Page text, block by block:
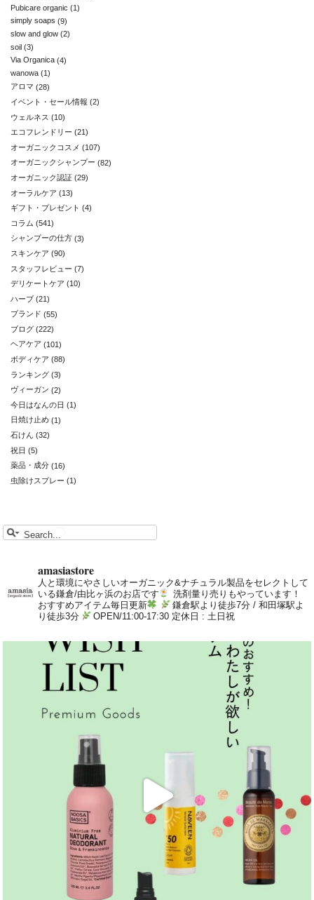
Pubicare organic (1)
simply soaps (9)
slow and glow (2)
soil (3)
Via Organica (4)
wanowa (1)
アロマ (28)
イベント・セール情報 (2)
ウェルネス (10)
エコフレンドリー (21)
オーガニックコスメ (107)
オーガニックシャンプー (82)
オーガニック認証 (29)
オーラルケア (13)
ギフト・プレゼント (4)
コラム (541)
シャンプーの仕方 (3)
スキンケア (90)
スタッフレビュー (7)
デリケートケア (10)
ハーブ (21)
ブランド (55)
ブログ (222)
ヘアケア (101)
ボディケア (88)
ランキング (3)
ヴィーガン (2)
今日はなんの日 (1)
日焼け止め (1)
石けん (32)
祝日 (5)
薬品・成分 (16)
虫除けスプレー (1)
amasiastore
人と環境にやさしいオーガニック&ナチュラル製品をセレクトして
いる鎌倉/由比ヶ浜のお店です
洗剤量り売りもやっています！
おすすめアイテム毎日更新
鎌倉駅より徒歩7分 / 和田塚駅よ
り徒歩3分
OPEN/11:00-17:30 定休日 : 土日祝